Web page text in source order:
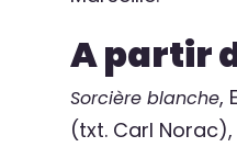
A partir
Sorcière blanche,
(txt. Carl Norac),